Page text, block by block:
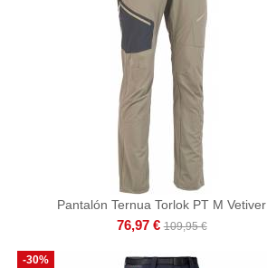
Pantalón Ternua Torlok PT M Vetiver
76,97 € 109,95 €
-30%